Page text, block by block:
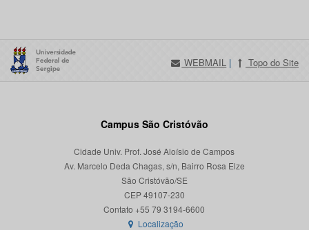
WEBMAIL | Topo do Site
Campus São Cristóvão
Cidade Univ. Prof. José Aloísio de Campos
Av. Marcelo Deda Chagas, s/n, Bairro Rosa Elze
São Cristóvão/SE
CEP 49107-230
Localização